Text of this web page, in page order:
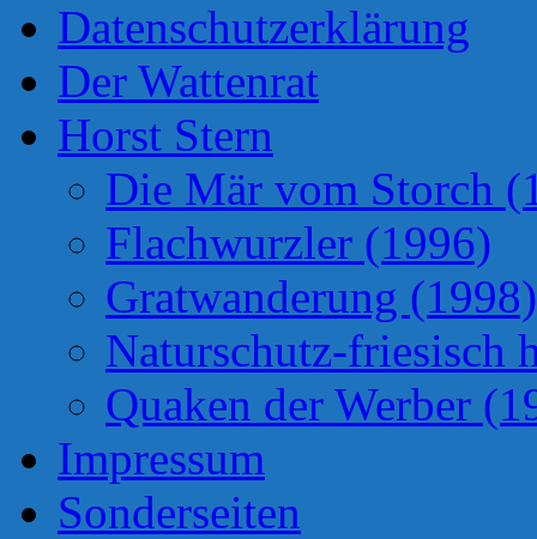
Datenschutzerklärung
Der Wattenrat
Horst Stern
Die Mär vom Storch
Flachwurzler (1996)
Gratwanderung (1998)
Naturschutz-friesisch
Quaken der Werber
Impressum
Sonderseiten